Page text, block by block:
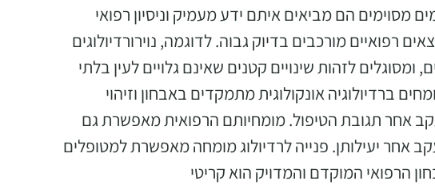
מסוימים הם מביאים איתם ידע מעמיק וניסיון רפואי
רפואיים מורכבים בדיוק גבוה. לדוגמה, נוירורדיולוגים
לזהות שינויים קטנים שאינם גלויים לעין בלתי
ברדיולוגיה אונקולוגית מתמקדים באבחון וזיהוי
אחר תגובת הטיפול. מומחיותם הרפואית מאפשרת גם
אחר יעילותן. פנייה לרדיולוג מומחה מאפשרת למטופלים
הרפואי המוקדם והמדויק הוא קריטי